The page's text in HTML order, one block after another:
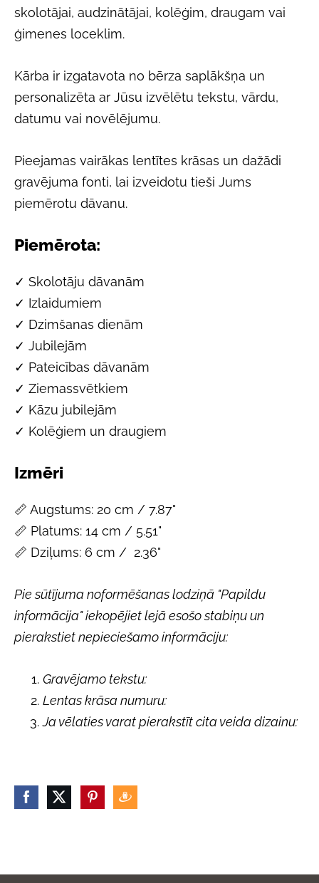
skolotājai, audzinātājai, kolēģim, draugam vai
ģimenes loceklim.
Kārba ir izgatavota no bērza saplākšņa un
personalizēta ar Jūsu izvēlētu tekstu, vārdu,
datumu vai novēlējumu.
Pieejamas vairākas lentītes krāsas un dažādi
gravējuma fonti, lai izveidotu tieši Jums
piemērotu dāvanu.
Piemērota:
✓ Skolotāju dāvanām
✓ Izlaidumiem
✓ Dzimšanas dienām
✓ Jubilejām
✓ Pateicības dāvanām
✓ Ziemassvētkiem
✓ Kāzu jubilejām
✓ Kolēģiem un draugiem
Izmēri
📏 Augstums: 20 cm / 7.87"
📏 Platums: 14 cm / 5.51"
📏 Dziļums: 6 cm / 2.36"
Pie sūtījuma noformēšanas lodziņā "Papildu
informācija" iekopējiet lejā esošo stabiņu un
pierakstiet nepieciešamo informāciju:
Gravējamo tekstu:
Lentas krāsa numuru:
Ja vēlaties varat pierakstīt cita veida dizainu: